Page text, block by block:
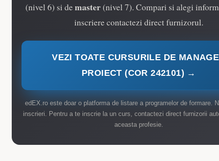
(nivel 6) si demaster(nivel 7). Compari si alegi
inscriere contactezi direct furnizorul.
VEZI TOATE CURSURILE DE
PROIECT (COR 242101) →
edEX.ro este doar o platforma de listare a programelor de formare.
inscrieri. Pentru a te inscrie la un curs, contactezi direct furnizorii
aceasta profesie.